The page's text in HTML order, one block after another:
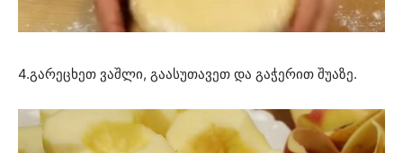
4.გარეცხეთ ვაშლი, გაასუთავეთ და გაჭერით შუაზე.